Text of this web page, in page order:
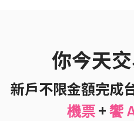
你今天
新戶不限金額完成
機票+饗